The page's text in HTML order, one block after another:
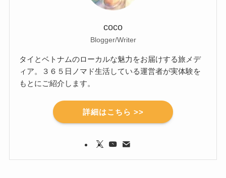
coco
Blogger/Writer
タイとベトナムのローカルな魅力をお届けする旅メデ
ィア。３６５日ノマド生活している運営者が実体験を
もとにご紹介します。
詳細はこちら >>